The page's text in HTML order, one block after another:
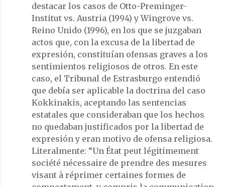
destacar los casos de Otto-Preminger-
Institut vs. Austria (1994) y Wingrove vs.
Reino Unido (1996), en los que se juzgaban
actos que, con la excusa de la libertad de
expresión, constituían ofensas graves a los
sentimientos religiosos de otros. En este
caso, el Tribunal de Estrasburgo entendió
que debía ser aplicable la doctrina del caso
Kokkinakis, aceptando las sentencias
estatales que consideraban que los hechos
no quedaban justificados por la libertad de
expresión y eran motivo de ofensa religiosa.
Literalmente: “Un État peut légitimement
société nécessaire de prendre des mesures
visant à réprimer certaines formes de